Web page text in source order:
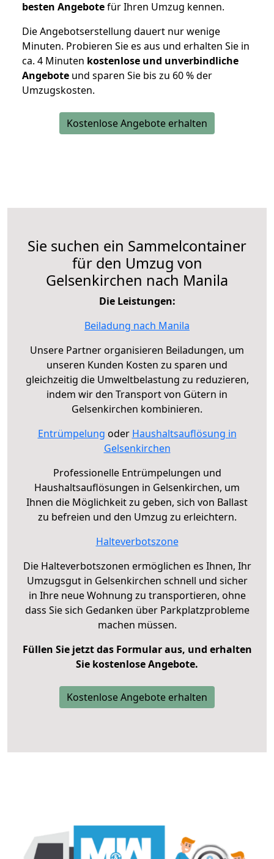
besten Angebotefür Ihren Umzug kennen.
Die Angebotserstellung dauert nur wenige
Minuten. Probieren Sie es aus und erhalten Sie in
ca. 4 Minuten kostenlose und unverbindliche
Angebote und sparen Sie bis zu 60 % der
Umzugskosten.
Kostenlose Angebote erhalten
Sie suchen ein Sammelcontainer
für den Umzug von
Gelsenkirchen nach Manila
Die Leistungen:
Beiladung nach Manila
Unsere Partner organisieren Beiladungen, um
unseren Kunden Kosten zu sparen und
gleichzeitig die Umweltbelastung zu reduzieren,
indem wir den Transport von Gütern in
Gelsenkirchen kombinieren.
Entrümpelung oder Haushaltsauflösung in
Gelsenkirchen
Professionelle Entrümpelungen und
Haushaltsauflösungen in Gelsenkirchen, um
Ihnen die Möglichkeit zu geben, sich von Ballast
zu befreien und den Umzug zu erleichtern.
Halteverbotszone
Die Halteverbotszonen ermöglichen es Ihnen, Ihr
Umzugsgut in Gelsenkirchen schnell und sicher
in Ihre neue Wohnung zu transportieren, ohne
dass Sie sich Gedanken über Parkplatzprobleme
machen müssen.
Füllen Sie jetzt das Formular aus, und erhalten
Sie kostenlose Angebote.
Kostenlose Angebote erhalten